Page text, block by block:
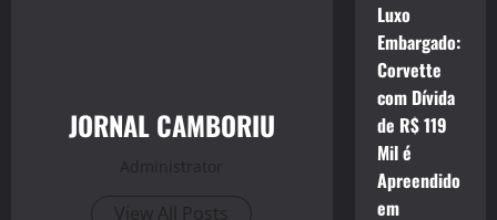
JORNAL CAMBORIU
Administrator
View All Posts
Luxo
Embargado:
Corvette
com Dívida
de R$ 119
Mil é
Apreendido
em